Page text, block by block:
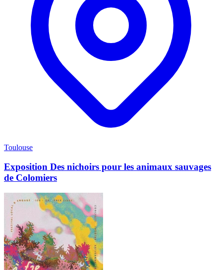
Toulouse
Exposition Des nichoirs pour les animaux sauvages
de Colomiers